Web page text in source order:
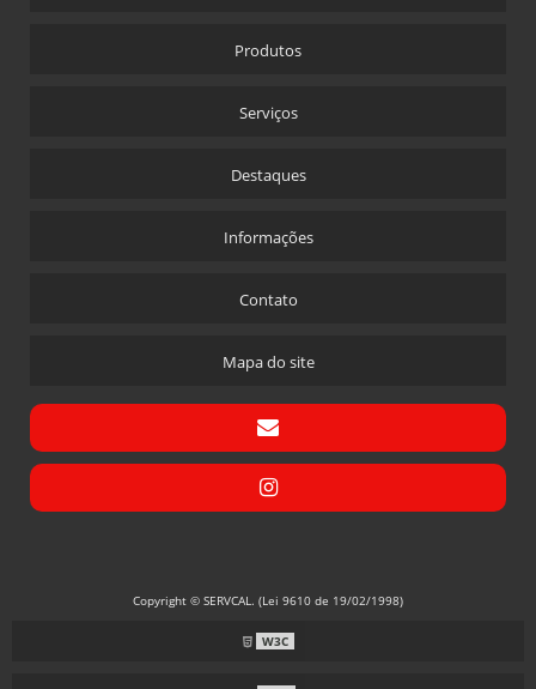
Produtos
Serviços
Destaques
Informações
Contato
Mapa do site
Copyright © SERVCAL. (Lei 9610 de 19/02/1998)
W3C